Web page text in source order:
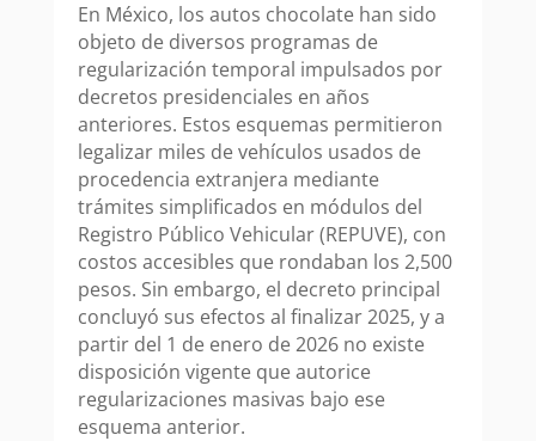
En México, los autos chocolate han sido
objeto de diversos programas de
regularización temporal impulsados por
decretos presidenciales en años
anteriores. Estos esquemas permitieron
legalizar miles de vehículos usados de
procedencia extranjera mediante
trámites simplificados en módulos del
Registro Público Vehicular (REPUVE), con
costos accesibles que rondaban los 2,500
pesos. Sin embargo, el decreto principal
concluyó sus efectos al finalizar 2025, y a
partir del 1 de enero de 2026 no existe
disposición vigente que autorice
regularizaciones masivas bajo ese
esquema anterior.